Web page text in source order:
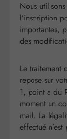
Nous
l’inscription
importantes,
des
Le traitement
repose sur
1, point a du
moment un
mail. La
effectué